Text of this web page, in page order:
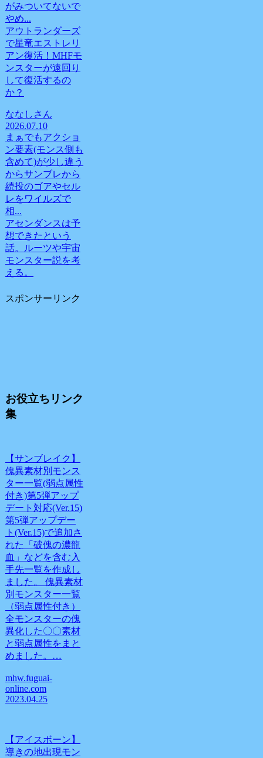
がみついてないで
やめ...
アウトランダーズ
で星竜エストレリ
アン復活！MHFモ
ンスターが遠回り
して復活するの
か？
ななしさん
2026.07.10
まぁでもアクショ
ン要素(モンス側も
含めて)が少し違う
からサンブレから
続投のゴアやセル
レをワイルズで
相...
アセンダンスは予
想できたという
話。ルーツや宇宙
モンスター説を考
える。
スポンサーリンク
お役立ちリンク
集
【サンブレイク】
傀異素材別モンス
ター一覧(弱点属性
付き)第5弾アップ
デート対応(Ver.15)
第5弾アップデー
ト(Ver.15)で追加さ
れた「破傀の濃龍
血」などを含む入
手先一覧を作成し
ました。 傀異素材
別モンスター一覧
（弱点属性付き）
全モンスターの傀
異化した〇〇素材
と弱点属性をまと
めました。…
mhw.fuguai-
online.com
2023.04.25
【アイスボーン】
導きの地出現モン